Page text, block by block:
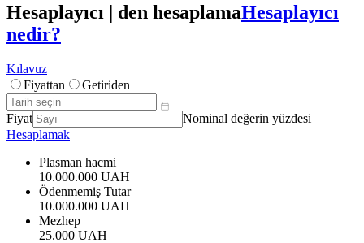
Hesaplayıcı | den hesaplamaHesaplayıcı
nedir?
Kılavuz
Fiyattan
Getiriden
Fiyat
Nominal değerin yüzdesi
Hesaplamak
Plasman hacmi
10.000.000 UAH
Ödenmemiş Tutar
10.000.000 UAH
Mezhep
25.000 UAH